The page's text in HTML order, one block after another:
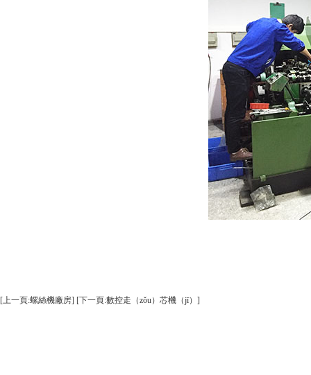
[上一頁:螺絲機廠房] [下一頁:數控走（zǒu）芯機（jī）]